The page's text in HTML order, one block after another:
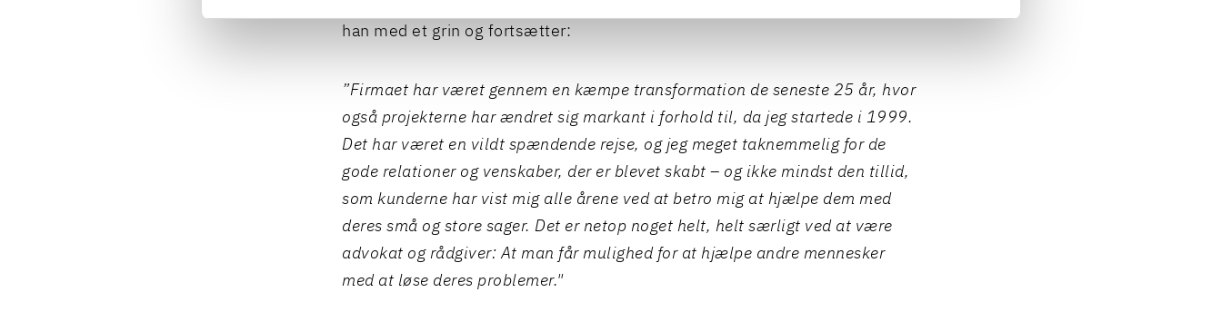
han med et grin og fortsætter:
”Firmaet har været gennem en kæmpe transformation de seneste 25 år, hvor
også projekterne har ændret sig markant i forhold til, da jeg startede i 1999.
Det har været en vildt spændende rejse, og jeg meget taknemmelig for de
gode relationer og venskaber, der er blevet skabt – og ikke mindst den tillid,
som kunderne har vist mig alle årene ved at betro mig at hjælpe dem med
deres små og store sager. Det er netop noget helt, helt særligt ved at være
advokat og rådgiver: At man får mulighed for at hjælpe andre mennesker
med at løse deres problemer."